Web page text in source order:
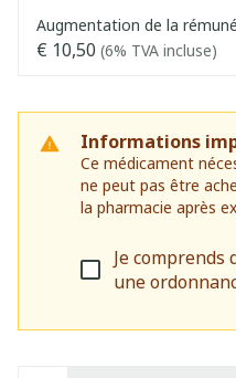
Augmentation de la
€ 10,50 (6% TVA incluse)
Informations
Ce médicament
ne peut pas être
la pharmacie après
Je comprends
une